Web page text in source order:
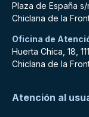
Plaza de España s/
Chiclana de la
Oficina de
Huerta Chica, 18,
Chiclana de la
Atención al